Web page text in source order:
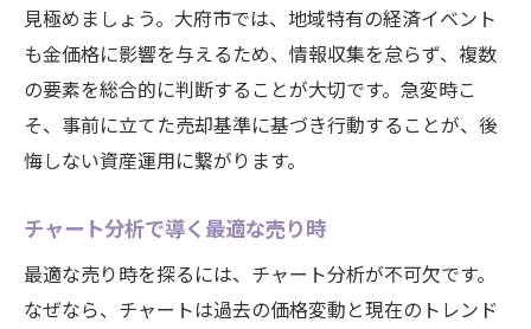
見極めましょう。大府市では、地域特有の経済イベント
も金価格に影響を与えるため、情報収集を怠らず、複数
の要素を総合的に判断することが大切です。急変時こ
そ、事前に立てた売却基準に基づき行動することが、後
悔しない資産運用に繋がります。
チャート分析で導く最適な売り時
最適な売り時を探るには、チャート分析が不可欠です。
なぜなら、チャートは過去の価格変動と現在のトレンド